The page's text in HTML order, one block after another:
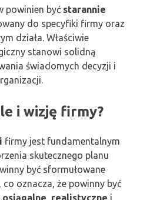
powinien być starannie
do specyfiki firmy oraz
działa. Właściwie
stanowi solidną
świadomych decyzji i
i wizję firmy?
firmy jest fundamentalnym
skutecznego planu
być sformułowane
co oznacza, że powinny być
osiągalne realistyczne i